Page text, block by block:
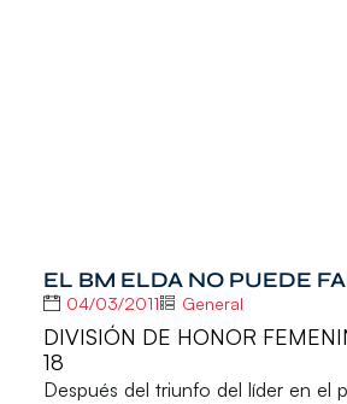
EL BM ELDA NO PUEDE
04/03/2011 General
DIVISIÓN DE HONOR
18
Después del triunfo del líder en el